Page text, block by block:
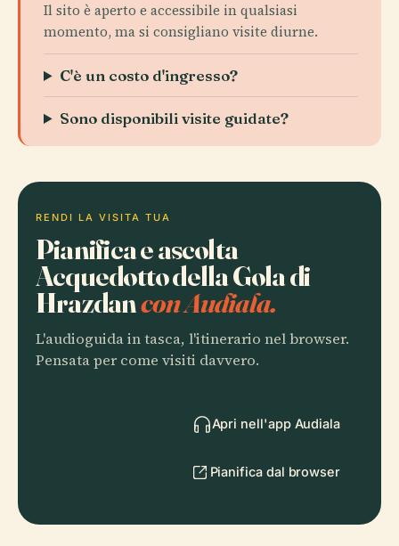
Il sito è aperto e accessibile in qualsiasi
momento, ma si consigliano visite diurne.
C'è un costo d'ingresso?
Sono disponibili visite guidate?
RENDI LA VISITA TUA
Pianifica e ascolta
Acquedotto della Gola di
Hrazdancon Audiala.
L'audioguida in tasca, l'itinerario nel browser.
Pensata per come visiti davvero.
Apri nell'app Audiala
Pianifica dal browser